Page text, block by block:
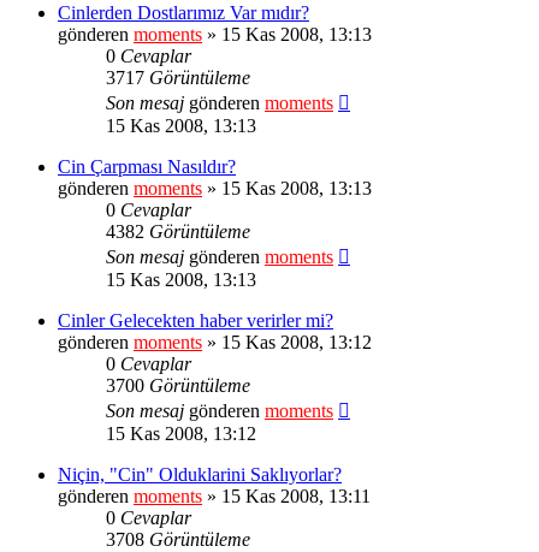
Cinlerden Dostlarımız Var mıdır?
gönderen moments » 15 Kas 2008, 13:13
0 Cevaplar
3717 Görüntüleme
Son mesaj gönderen moments
15 Kas 2008, 13:13
Cin Çarpması Nasıldır?
gönderen moments » 15 Kas 2008, 13:13
0 Cevaplar
4382 Görüntüleme
Son mesaj gönderen moments
15 Kas 2008, 13:13
Cinler Gelecekten haber verirler mi?
gönderen moments » 15 Kas 2008, 13:12
0 Cevaplar
3700 Görüntüleme
Son mesaj gönderen moments
15 Kas 2008, 13:12
Niçin, "Cin" Olduklarini Saklıyorlar?
gönderen moments » 15 Kas 2008, 13:11
0 Cevaplar
3708 Görüntüleme